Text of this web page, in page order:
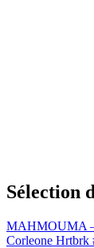
Sélection
MAHMOUMA
Corleone Hrtbrk